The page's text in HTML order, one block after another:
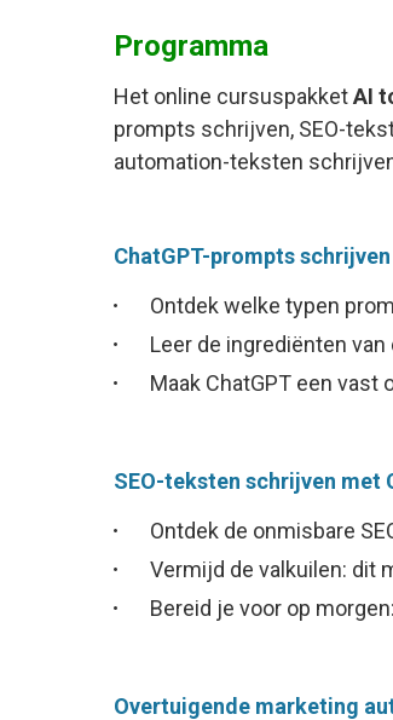
Programma
Het online cursuspakketAI
prompts schrijven, SEO-
automation-teksten
ChatGPT-prompts
Ontdek welke typen
Leer de ingrediënten
Maak ChatGPT een
SEO-teksten schrijven met
Ontdek de onmisbare
Vermijd de valkuilen: dit
Bereid je voor op
Overtuigende marketing